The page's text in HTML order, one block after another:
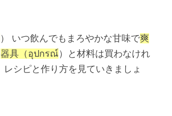
） いつ飲んでもまろやかな甘味で爽
器具（อุปกรณ์ ）と材料は買わなけれ
シピと作り方を見ていきましょ